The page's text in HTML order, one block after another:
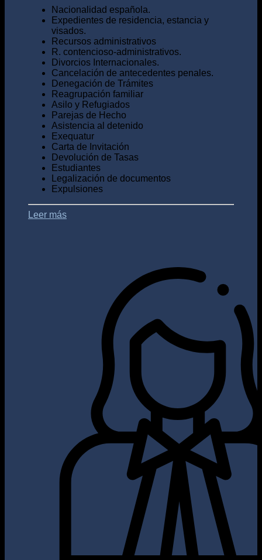
Nacionalidad española.
Expedientes de residencia, estancia y
visados.
Recursos administrativos
R. contencioso-administrativos.
Divorcios Internacionales.
Cancelación de antecedentes penales.
Denegación de Trámites
Reagrupación familiar
Asilo y Refugiados
Parejas de Hecho
Asistencia al detenido
Exequatur
Carta de Invitación
Devolución de Tasas
Estudiantes
Legalización de documentos
Expulsiones
Leer más